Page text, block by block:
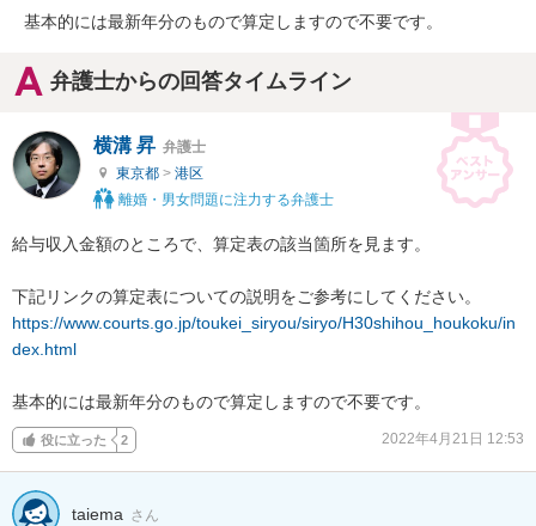
基本的には最新年分のもので算定しますので不要です。
弁護士からの回答タイムライン
横溝 昇 弁護士
東京都 > 港区
離婚・男女問題に注力する弁護士
給与収入金額のところで、算定表の該当箇所を見ます。
https://www.courts.go.jp/toukei_siryou/siryo/H30shihou_houkoku/in
dex.html
基本的には最新年分のもので算定しますので不要です。
役に立った 2 2022年4月21日 12:53
taiema さん